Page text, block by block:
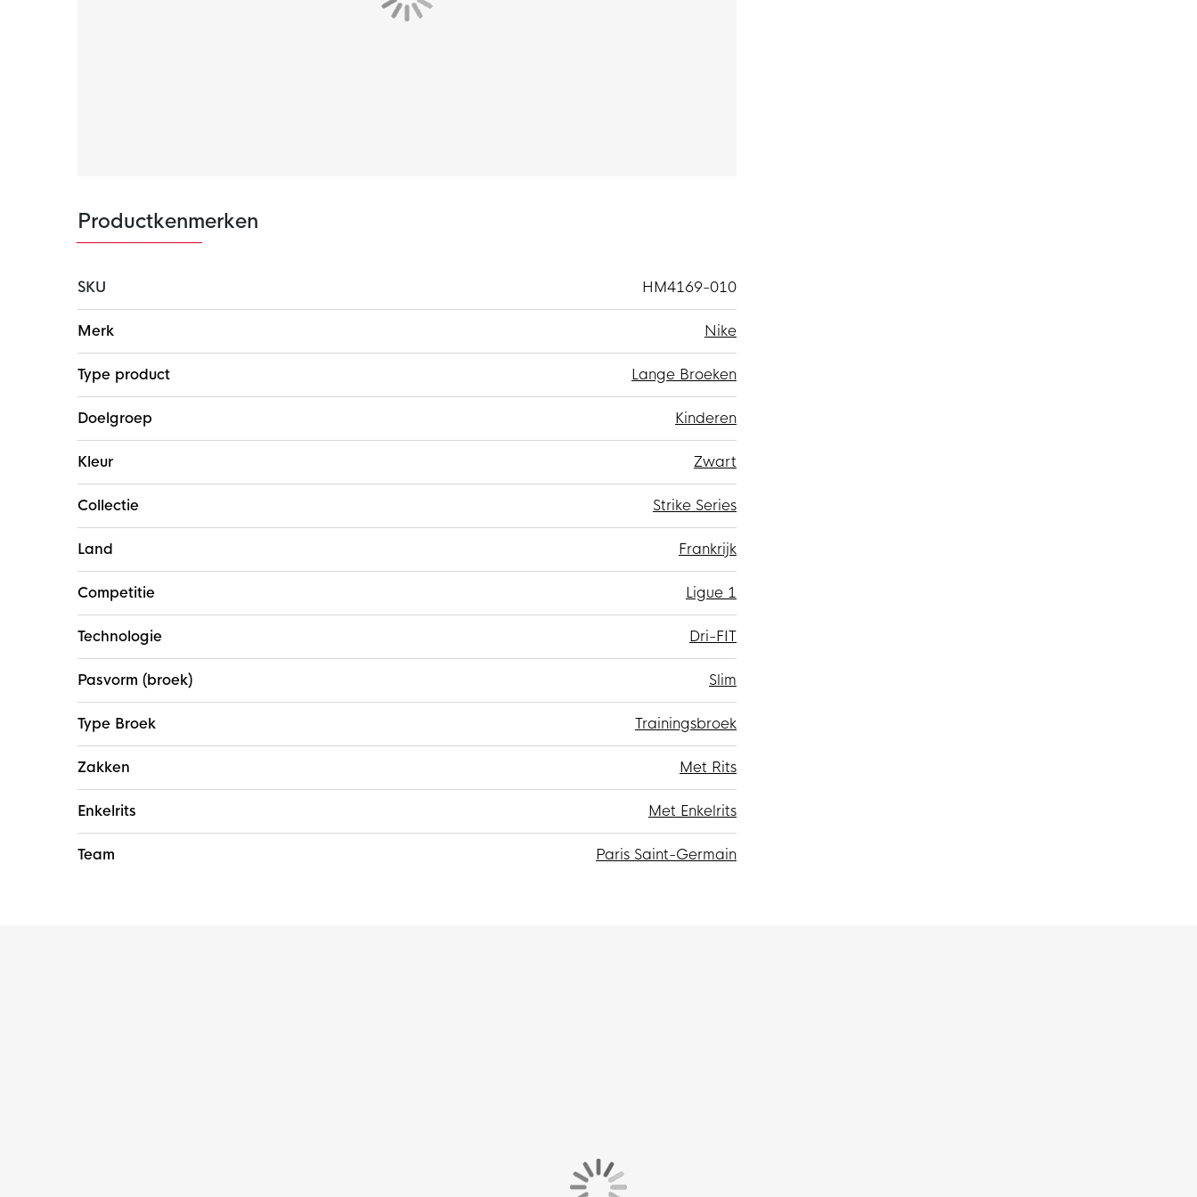
De Paris Saint-Germain trainingsbroek is uitgerust met ritszakken om je essentials overal veilig
bij de hand te hebben. Met de enkelritsen kun je je gemakkelijk en snel omkleden.
Productkenmerken
SKU
HM4169-010
informatie
Merk Nike
Type product Lange Broeken
Doelgroep Kinderen
Kleur Zwart
Collectie Strike Series
Land Frankrijk
Competitie Ligue 1
Technologie Dri-FIT
Pasvorm (broek) Slim
Type Broek Trainingsbroek
Zakken Met Rits
Enkelrits Met Enkelrits
Team Paris Saint-Germain